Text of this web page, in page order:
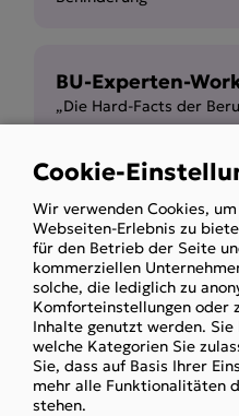
BU-Experten-
„Die Hard-Facts der
Ablehnung von
Medikamenten
bei den
Der
dessen
Use
of
personal
data
and
cookies
Cookie-
Wir verwenden Cookies,
Webseiten-Erlebnis zu
für den Betrieb der Seite
kommerziellen
solche, die lediglich zu
Komforteinstellungen oder
Inhalte genutzt werden.
welche Kategorien Sie
Sie, dass auf Basis Ihrer
mehr alle Funktionalitäten
stehen.